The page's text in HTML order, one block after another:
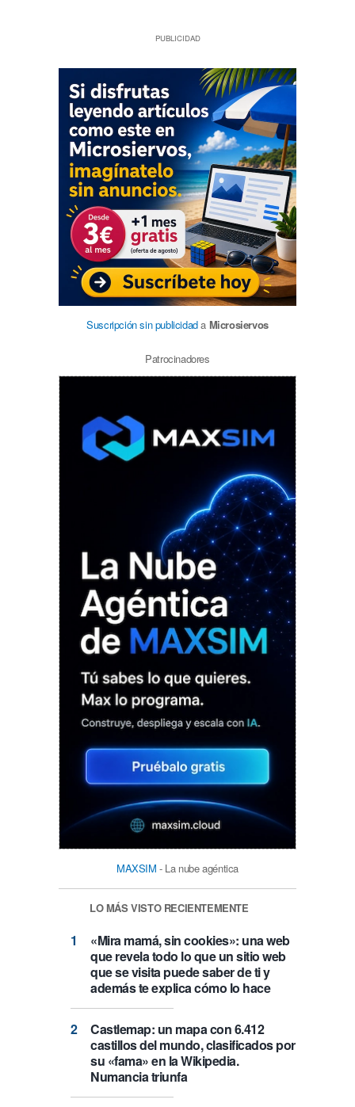
PUBLICIDAD
Suscripción sin publicidada Microsiervos
Patrocinadores
MAXSIM - La nube agéntica
LO MÁS VISTO RECIENTEMENTE
«Mira mamá, sin cookies»: una web
que revela todo lo que un sitio web
que se visita puede saber de ti y
además te explica cómo lo hace
Castlemap: un mapa con 6.412
castillos del mundo, clasificados por
su «fama» en la Wikipedia.
Numancia triunfa